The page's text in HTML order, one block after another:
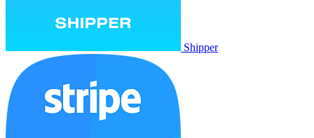
Shipper